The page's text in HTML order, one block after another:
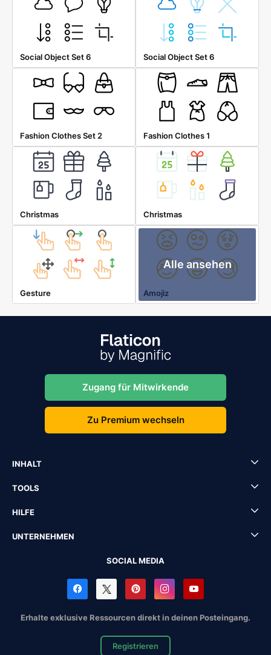
Social Object Set 6 Social Object Set 6
Fashion Clothes Set 2 Fashion Clothes 1
Christmas Christmas
Gesture
Alle ansehen
Amojiz
Zugang für Mitwirkende
Zu Premium wechseln
INHALT
TOOLS
HILFE
UNTERNEHMEN
SOCIAL MEDIA
Erhalte exklusive Ressourcen direkt in deinen Posteingang.
Registrieren